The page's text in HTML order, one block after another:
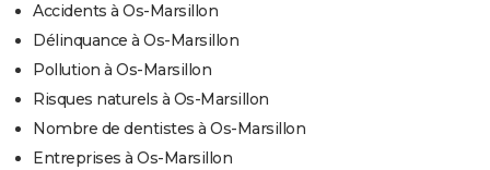
Accidents à Os-Marsillon
Délinquance à Os-Marsillon
Pollution à Os-Marsillon
Risques naturels à Os-Marsillon
Nombre de dentistes à Os-Marsillon
Entreprises à Os-Marsillon